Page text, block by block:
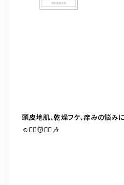
頭皮地肌、乾燥フケ、痒みの悩み
☺️💆‍♀️💆💆‍♂️🎶